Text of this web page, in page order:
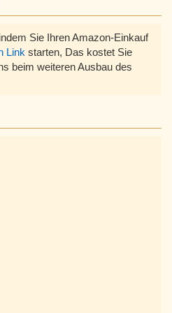
Sie Ihren Amazon-Einkauf
Link starten, Das kostet Sie
beim weiteren Ausbau des